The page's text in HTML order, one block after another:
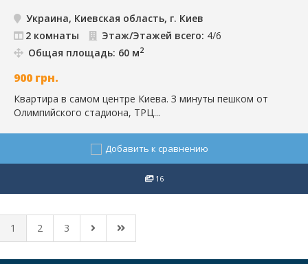
Украина, Киевская область, г. Киев
2 комнаты
Этаж/Этажей всего: 4/6
Общая площадь: 60 м2
900 грн.
Квартира в самом центре Киева. З минуты пешком от
Олимпийского стадиона, ТРЦ...
Добавить к сравнению
16
1 2 3